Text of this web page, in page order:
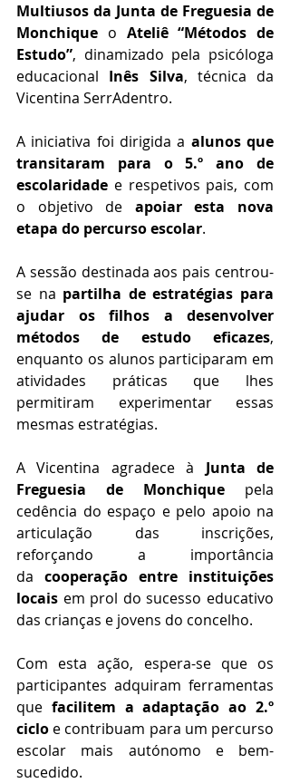
Multiusos da Junta de Freguesia de
Monchique o Ateliê “Métodos de
Estudo”, dinamizado pela psicóloga
educacional Inês Silva, técnica da
Vicentina SerrAdentro.
A iniciativa foi dirigida a alunos que
transitaram para o 5.º ano de
escolaridade e respetivos pais, com
o objetivo de apoiar esta nova
etapa do percurso escolar.
A sessão destinada aos pais centrou-
se na partilha de estratégias para
ajudar os filhos a desenvolver
métodos de estudo eficazes,
enquanto os alunos participaram em
atividades práticas que lhes
permitiram experimentar essas
mesmas estratégias.
A Vicentina agradece à Junta de
Freguesia de Monchique pela
cedência do espaço e pelo apoio na
articulação das inscrições,
reforçando a importância
da cooperação entre instituições
locais em prol do sucesso educativo
das crianças e jovens do concelho.
Com esta ação, espera-se que os
participantes adquiram ferramentas
que facilitem a adaptação ao 2.º
ciclo e contribuam para um percurso
escolar mais autónomo e bem-
sucedido.